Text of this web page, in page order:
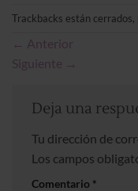
Trackbacks están cerrados,
← Anterior
Siguiente →
Deja una
Tu dirección de
Los campos
Comentario *